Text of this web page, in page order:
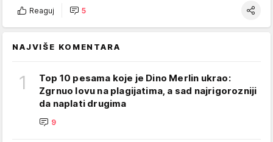
Reaguj 5
NAJVIŠE KOMENTARA
1
Top 10 pesama koje je Dino Merlin ukrao:
Zgrnuo lovu na plagijatima, a sad najrigorozniji
da naplati drugima
9